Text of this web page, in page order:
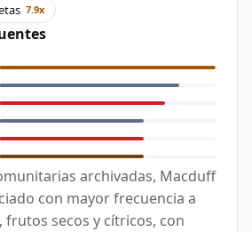
7.9x
archivadas, Macduff
con mayor frecuencia a
frutos secos y cítricos, con